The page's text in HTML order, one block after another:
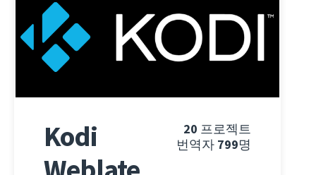
20 프로젝트
번역자 799명
Kodi